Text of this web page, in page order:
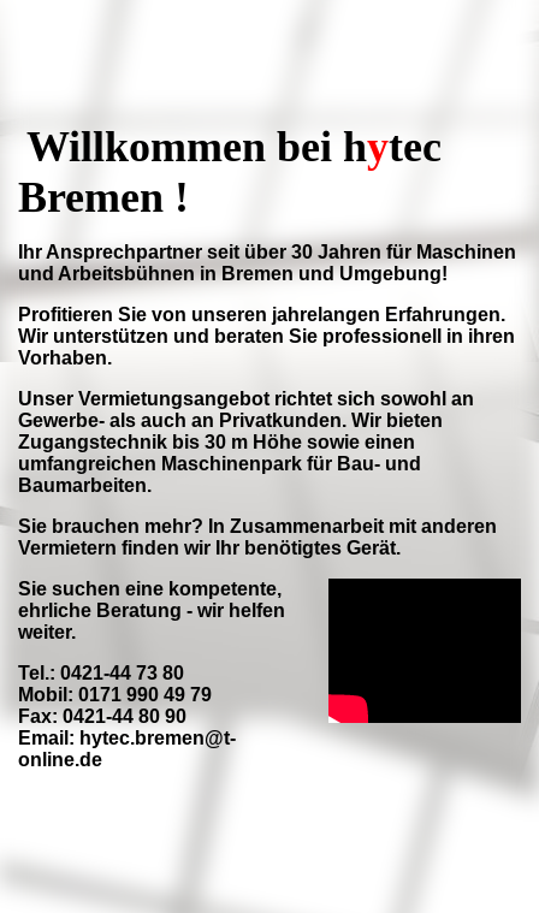
Willkommen bei hytec
Bremen !
Ihr Ansprechpartner seit über 30 Jahren für Maschinen
und Arbeitsbühnen in Bremen und Umgebung!
Profitieren Sie von unseren jahrelangen Erfahrungen.
Wir unterstützen und beraten Sie professionell in ihren
Vorhaben.
Unser Vermietungsangebot richtet sich sowohl an
Gewerbe- als auch an Privatkunden. Wir bieten
Zugangstechnik bis 30 m Höhe sowie einen
umfangreichen Maschinenpark für Bau- und
Baumarbeiten.
Sie brauchen mehr? In Zusammenarbeit mit anderen
Vermietern finden wir Ihr benötigtes Gerät.
Sie suchen eine kompetente,
ehrliche Beratung - wir helfen
weiter.
Tel.: 0421-44 73 80
Mobil: 0171 990 49 79
Fax: 0421-44 80 90
Email: hytec.bremen@t-
online.de